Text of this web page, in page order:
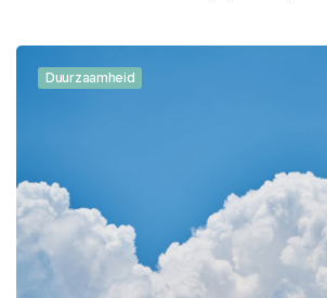
Duurzaamheid